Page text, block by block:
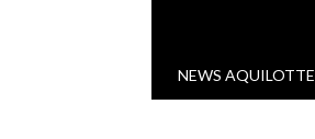
VAI AL CONTENUTO
NEWS AQUILOTTE